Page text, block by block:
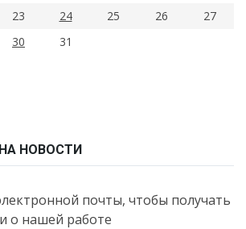
23 24 25 26
27
30 31
НОВОСТИ
почты, чтобы получать
о нашей работе